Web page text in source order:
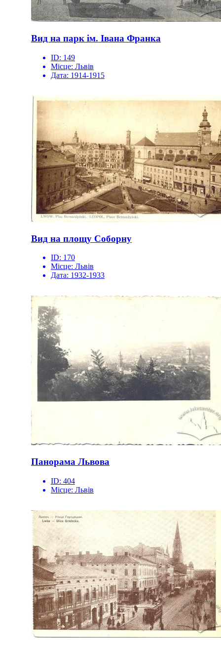
Вид на парк ім. Івана Франка
ID: 149
Місце: Львів
Дата: 1914-1915
Вид на площу Соборну
ID: 170
Місце: Львів
Дата: 1932-1933
Панорама Львова
ID: 404
Місце: Львів